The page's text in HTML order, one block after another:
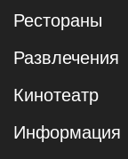
Рестораны
Развлечения
Кинотеатр
Информация